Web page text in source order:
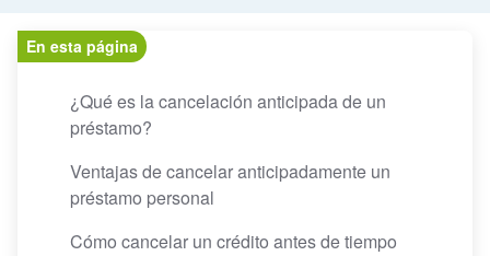
En esta página
¿Qué es la cancelación anticipada de un
préstamo?
Ventajas de cancelar anticipadamente un
préstamo personal
Cómo cancelar un crédito antes de tiempo